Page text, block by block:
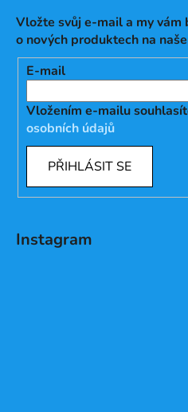
Vložte svůj e-mail a my
o nových produktech na
E-mail
Vložením e-mailu
osobních údajů
PŘIHLÁSIT SE
Instagram